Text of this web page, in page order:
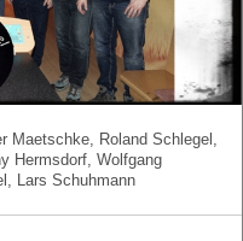
Maetschke, Roland Schlegel,
Hermsdorf, Wolfgang
Lars Schuhmann